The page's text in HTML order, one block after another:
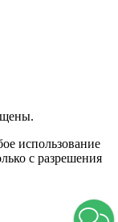
использование
с разрешения